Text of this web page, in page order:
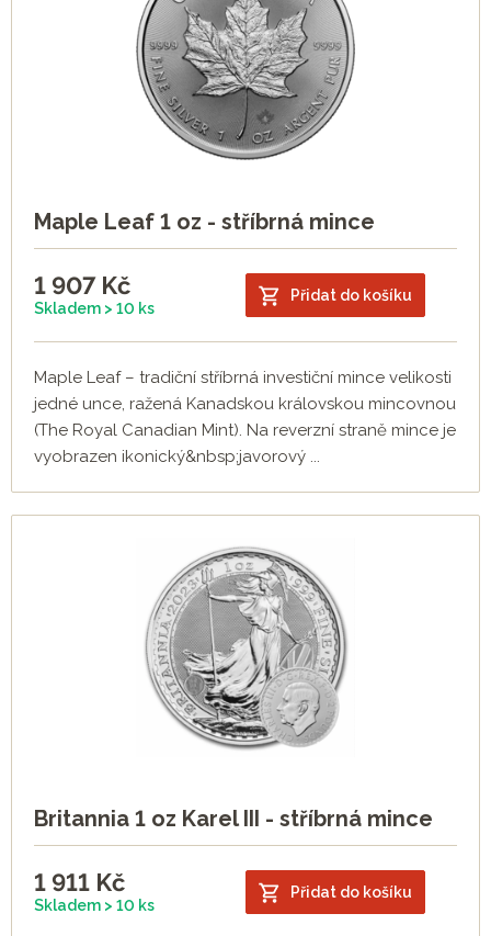
Maple Leaf 1 oz - stříbrná mince
1 907 Kč
Skladem > 10 ks
Přidat do košíku
Maple Leaf – tradiční stříbrná investiční mince velikosti
jedné unce, ražená Kanadskou královskou mincovnou
(The Royal Canadian Mint). Na reverzní straně mince je
vyobrazen ikonický&nbsp;javorový ...
Britannia 1 oz Karel III - stříbrná mince
1 911 Kč
Skladem > 10 ks
Přidat do košíku